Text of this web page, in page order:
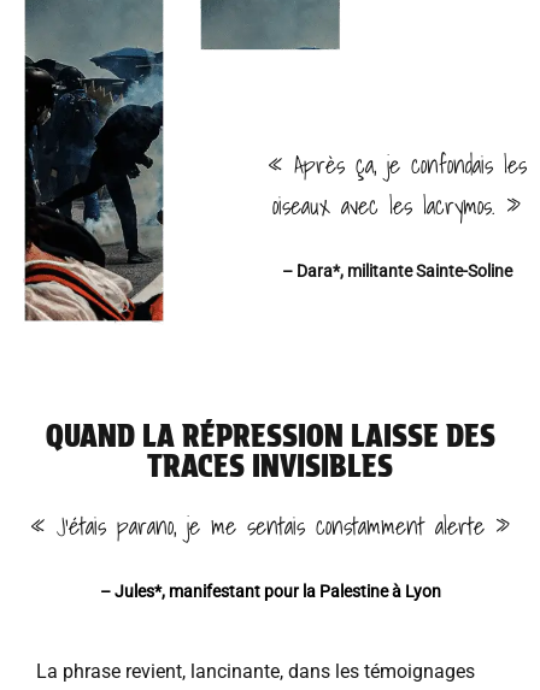
« Après ça, je confondais les
oiseaux avec les lacrymos. »
– Dara*, militante Sainte-Soline
QUAND LA RÉPRESSION LAISSE DES
TRACES INVISIBLES
« J’étais parano, je me sentais constamment alerte »
– Jules*, manifestant pour la Palestine à Lyon
La phrase revient, lancinante, dans les témoignages